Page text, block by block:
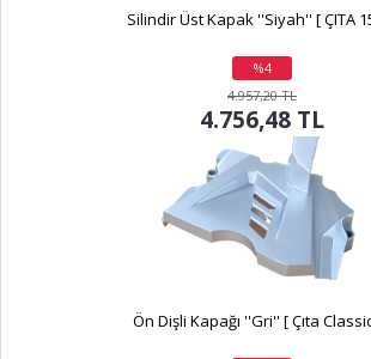
Silindir Üst Kapak ''Siyah'' [ ÇITA
%4
indirim
4.957,20 TL
4.756,48 TL
Ön Dişli Kapağı ''Gri'' [ Çıta